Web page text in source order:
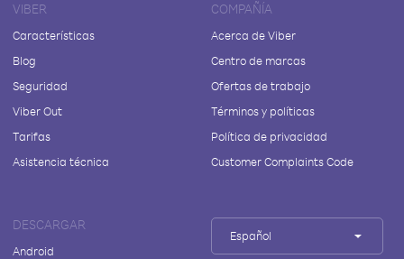
VIBER
Características
Blog
Seguridad
Viber Out
Tarifas
Asistencia técnica
COMPAÑÍA
Acerca de Viber
Centro de marcas
Ofertas de trabajo
Términos y políticas
Política de privacidad
Customer Complaints Code
DESCARGAR
Android
Español